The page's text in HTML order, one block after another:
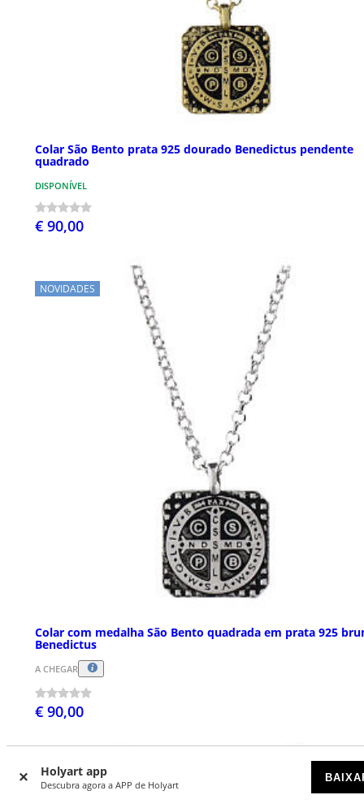
Holyart app
Descubra agora a APP de Holyart
Colar São Bento prata 925 dourado Benedictus pendente
quadrado
DISPONÍVEL
€ 90,00
NOVIDADES
Colar com medalha São Bento quadrada em prata 925
Benedictus
A CHEGAR
€ 90,00
NOVIDADES